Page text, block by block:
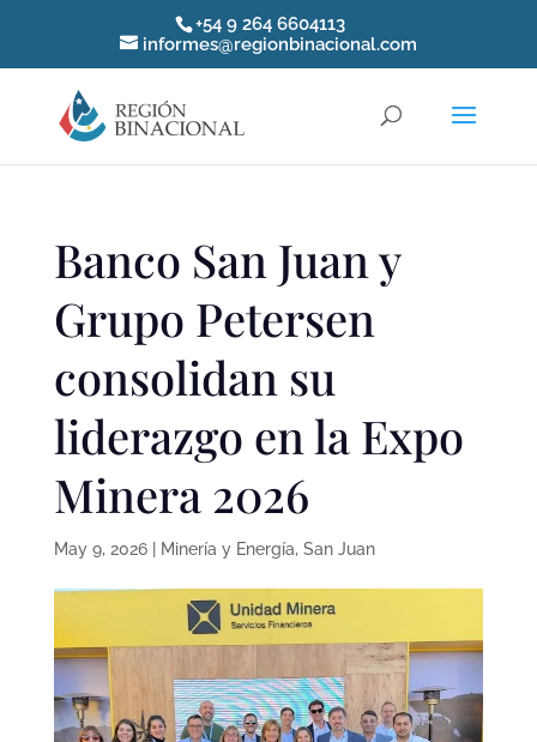
+54 9 264 6604113
informes@regionbinacional.com
Banco San Juan y
Grupo Petersen
consolidan su
liderazgo en la Expo
Minera 2026
May 9, 2026| Minería y Energía, San Juan